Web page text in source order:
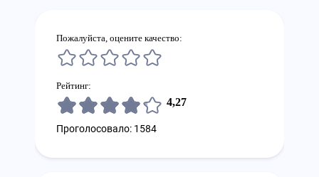
Пожалуйста, оцените качество:
Рейтинг:
4,27
Проголосовало: 1584